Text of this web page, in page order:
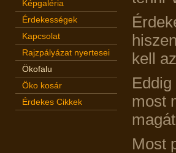
Képgaléria
Érdekességek
Kapcsolat
Rajzpályázat nyertesei
Ökofalu
Öko kosár
Érdekes Cikkek
kell
most
Most